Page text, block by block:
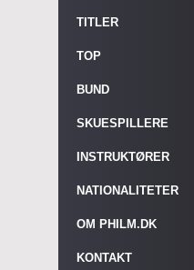
TITLER
TOP
BUND
SKUESPILLERE
INSTRUKTØRER
NATIONALITETER
OM PHILM.DK
KONTAKT